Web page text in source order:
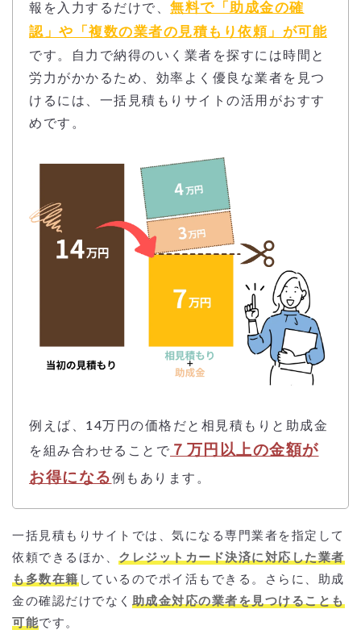
報を入力するだけで、 無料で「助成金の確
認」や「複数の業者の見積もり依頼」が可能
です。自力で納得のいく業者を探すには時間と
労力がかかるため、効率よく優良な業者を見つ
けるには、一括見積もりサイトの活用がおすす
めです。
例えば、14万円の価格だと相見積もりと助成金
を組み合わせることで ７万円以上の金額が
お得になる例もあります。
一括見積もりサイトでは、気になる専門業者を指定して
依頼できるほか、 クレジットカード決済に対応した業者
も多数在籍 しているのでポイ活もできる。さらに、助成
金の確認だけでなく
助成金対応の業者を見つけることも
可能です。